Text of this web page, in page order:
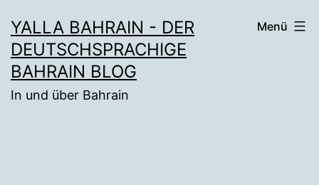
Inhalt
springen
YALLA BAHRAIN - DER
DEUTSCHSPRACHIGE
BAHRAIN BLOG
In und über Bahrain
Menü